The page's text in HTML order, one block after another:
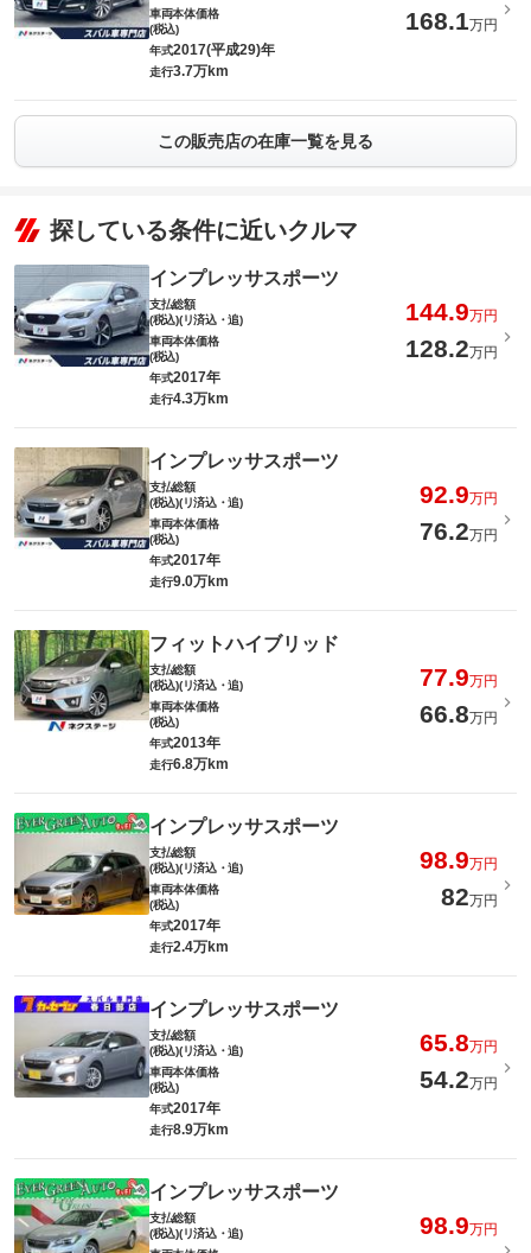
車両本体価格
(税込)
168.1万円
年式2017(平成29)年
走行3.7万km
この販売店の在庫一覧を見る
探している条件に近いクルマ
インプレッサスポーツ
支払総額
(税込)(リ済込・追)
144.9万円
車両本体価格
(税込)
128.2万円
年式2017年
走行4.3万km
インプレッサスポーツ
支払総額
(税込)(リ済込・追)
92.9万円
車両本体価格
(税込)
76.2万円
年式2017年
走行9.0万km
フィットハイブリッド
支払総額
(税込)(リ済込・追)
77.9万円
車両本体価格
(税込)
66.8万円
年式2013年
走行6.8万km
インプレッサスポーツ
支払総額
(税込)(リ済込・追)
98.9万円
車両本体価格
(税込)
82万円
年式2017年
走行2.4万km
インプレッサスポーツ
支払総額
(税込)(リ済込・追)
65.8万円
車両本体価格
(税込)
54.2万円
年式2017年
走行8.9万km
インプレッサスポーツ
支払総額
(税込)(リ済込・追)
98.9万円